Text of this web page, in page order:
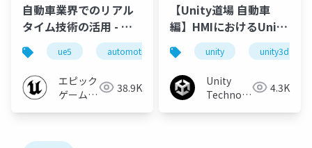
自動車業界でのリアル
タイム技術の活用 - 最
新事例と活用機能 -
ue5 automotive
エピック
ゲームズ
38.9K
【Unity道場 自動車
編】HMIにおけるUnity
活用事例unity unity3d
Unity
Technologies 4.3K